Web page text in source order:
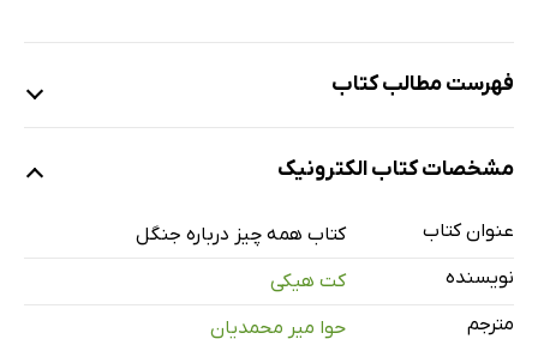
فهرست مطالب کتاب
کف جنگل
مشخصات کتاب الکترونیک
عنوان کتاب
کتاب همه چیز درباره جنگل
نویسنده
کت هیکی
مترجم
حوا میر محمدیان